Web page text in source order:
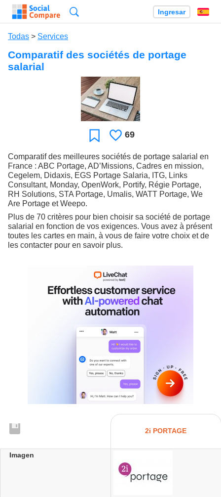
Ingresar
Todas > Services
Comparatif des sociétés de portage
salarial
Favoritos
Le
69
Comparatif des meilleures sociétés de portage salarial en
France : ABC Portage, AD’Missions, Cadres en mission,
Cegelem, Didaxis, EGS Portage Salaria, ITG, Links
Consultant, Monday, OpenWork, Portify, Régie Portage,
RH Solutions, STA Portage, Umalis, WATT Portage, We
Are Portage et Weepo.
Plus de 70 critères pour bien choisir sa société de portage
salarial en fonction de vos exigences. Vous avez à présent
toutes les cartes en main, à vous de faire votre choix et de
les contacter pour en savoir plus.
2i PORTAGE
Imagen